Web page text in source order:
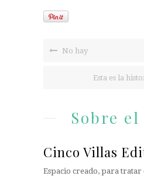
No hay
Esta es la
Sobre
Cinco Villas
Espacio creado, para tratar